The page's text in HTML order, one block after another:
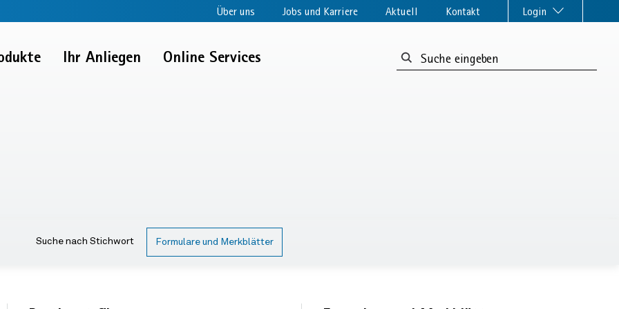
Über uns Jobs und Karriere Aktuell Kontakt Login
Ihr Anliegen Online Services Suchformular:
Suche nach Stichwort Formulare und Merkblätter